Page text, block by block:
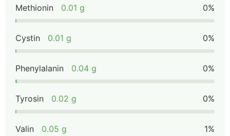
Methionin 0.01 g 0%
Cystin 0.01 g 0%
Phenylalanin 0.04 g 0%
Tyrosin 0.02 g 0%
Valin 0.05 g 1%